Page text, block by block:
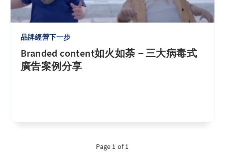
品牌經營下一步
Branded content如火如荼－三大病毒式
廣告案例分享
Page 1 of 1